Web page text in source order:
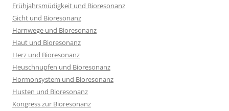
Frühjahrsmüdigkeit und Bioresonanz
Gicht und Bioresonanz
Harnwege und Bioresonanz
Haut und Bioresonanz
Herz und Bioresonanz
Heuschnupfen und Bioresonanz
Hormonsystem und Bioresonanz
Husten und Bioresonanz
Kongress zur Bioresonanz